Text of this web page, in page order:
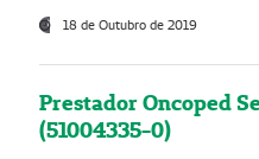
18 de Outubro de 2019
Prestador Oncoped
(51004335-0)